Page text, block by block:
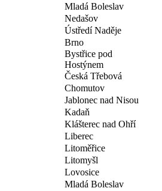
Mladá Boleslav
Nedašov
Ústředí Naděje
Brno
Bystřice pod
Hostýnem
Česká Třebová
Chomutov
Jablonec nad Nisou
Kadaň
Klášterec nad Ohří
Liberec
Litoměřice
Litomyšl
Lovosice
Mladá Boleslav